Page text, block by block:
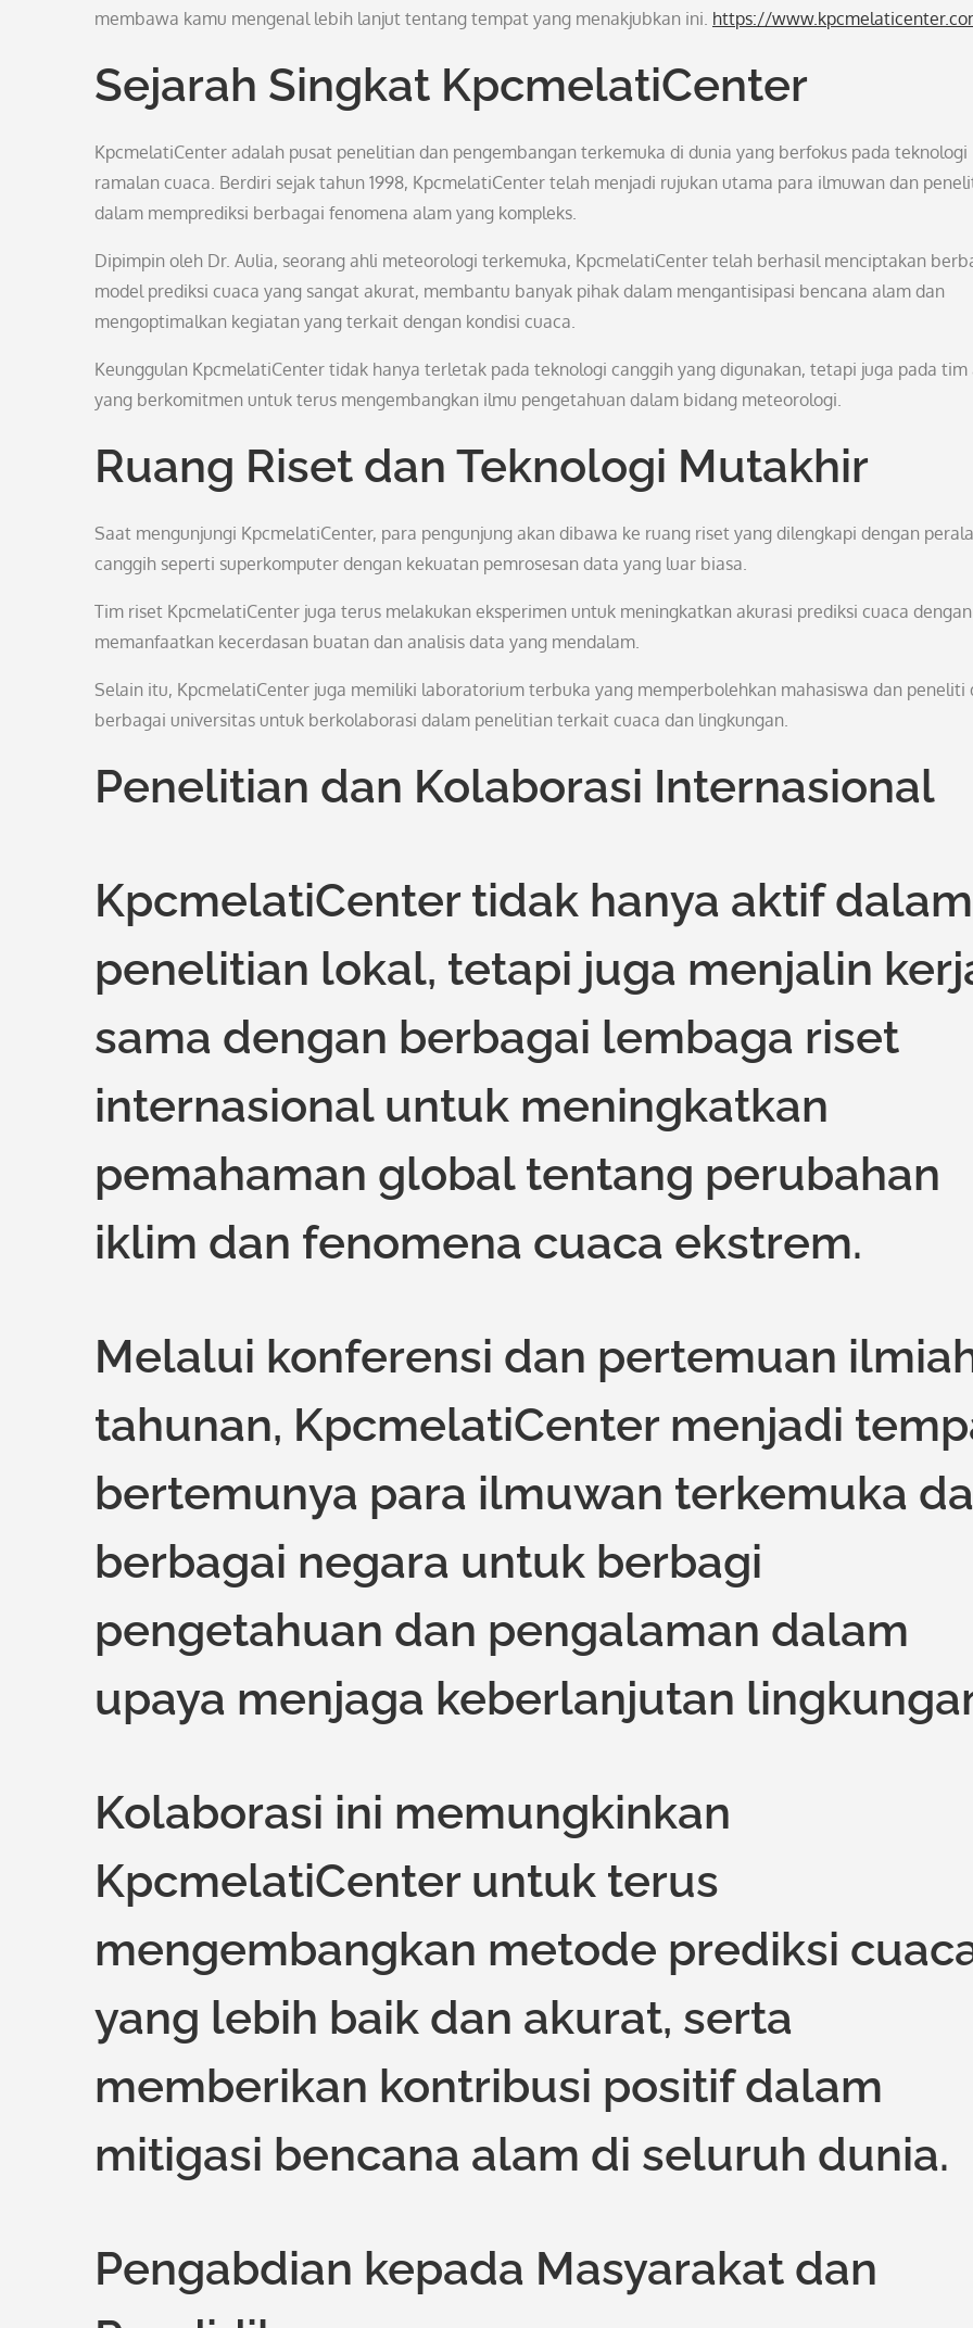
membawa kamu mengenal lebih lanjut tentang tempat yang menakjubkan ini. https://
Sejarah Singkat KpcmelatiCenter
KpcmelatiCenter adalah pusat penelitian dan pengembangan terkemuka di dunia yang berfokus pada teknologi
ramalan cuaca. Berdiri sejak tahun 1998, KpcmelatiCenter telah menjadi rujukan utama para ilmuwan dan
dalam memprediksi berbagai fenomena alam yang kompleks.
Dipimpin oleh Dr. Aulia, seorang ahli meteorologi terkemuka, KpcmelatiCenter telah berhasil menciptakan
model prediksi cuaca yang sangat akurat, membantu banyak pihak dalam mengantisipasi bencana alam dan
mengoptimalkan kegiatan yang terkait dengan kondisi cuaca.
Keunggulan KpcmelatiCenter tidak hanya terletak pada teknologi canggih yang digunakan, tetapi juga pada tim
yang berkomitmen untuk terus mengembangkan ilmu pengetahuan dalam bidang meteorologi.
Ruang Riset dan Teknologi Mutakhir
Saat mengunjungi KpcmelatiCenter, para pengunjung akan dibawa ke ruang riset yang dilengkapi dengan
canggih seperti superkomputer dengan kekuatan pemrosesan data yang luar biasa.
Tim riset KpcmelatiCenter juga terus melakukan eksperimen untuk meningkatkan akurasi prediksi cuaca dengan
memanfaatkan kecerdasan buatan dan analisis data yang mendalam.
Selain itu, KpcmelatiCenter juga memiliki laboratorium terbuka yang memperbolehkan mahasiswa dan peneliti
berbagai universitas untuk berkolaborasi dalam penelitian terkait cuaca dan lingkungan.
Penelitian dan Kolaborasi Internasional
KpcmelatiCenter tidak hanya aktif dalam
penelitian lokal, tetapi juga menjalin
sama dengan berbagai lembaga riset
internasional untuk meningkatkan
pemahaman global tentang perubahan
iklim dan fenomena cuaca ekstrem.
Melalui konferensi dan pertemuan
tahunan, KpcmelatiCenter menjadi
bertemunya para ilmuwan terkemuka
berbagai negara untuk berbagi
pengetahuan dan pengalaman dalam
upaya menjaga keberlanjutan
Kolaborasi ini memungkinkan
KpcmelatiCenter untuk terus
mengembangkan metode prediksi
yang lebih baik dan akurat, serta
memberikan kontribusi positif dalam
mitigasi bencana alam di seluruh dunia.
Pengabdian kepada Masyarakat dan